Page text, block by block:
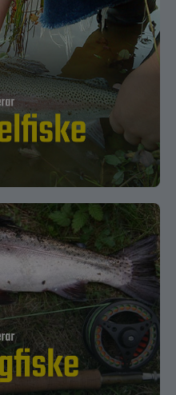
olika aktion och
saltvatten och
för att prestera
ger ökad precision
klarar tyngre
känsla, medan
och följsamhet –
personliga
som
budget går det